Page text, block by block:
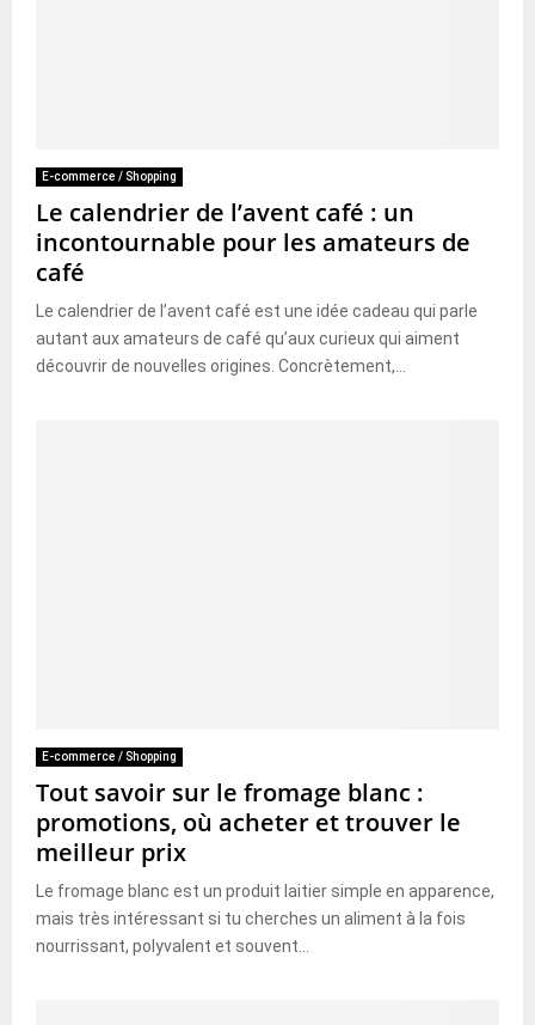
E-commerce / Shopping
Le calendrier de l’avent café : un
incontournable pour les amateurs de
café
Le calendrier de l’avent café est une idée cadeau qui parle
autant aux amateurs de café qu’aux curieux qui aiment
découvrir de nouvelles origines. Concrètement,...
E-commerce / Shopping
Tout savoir sur le fromage blanc :
promotions, où acheter et trouver le
meilleur prix
Le fromage blanc est un produit laitier simple en apparence,
mais très intéressant si tu cherches un aliment à la fois
nourrissant, polyvalent et souvent...